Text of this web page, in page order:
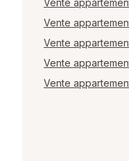
Vente
Vente
Vente
Vente
Vente